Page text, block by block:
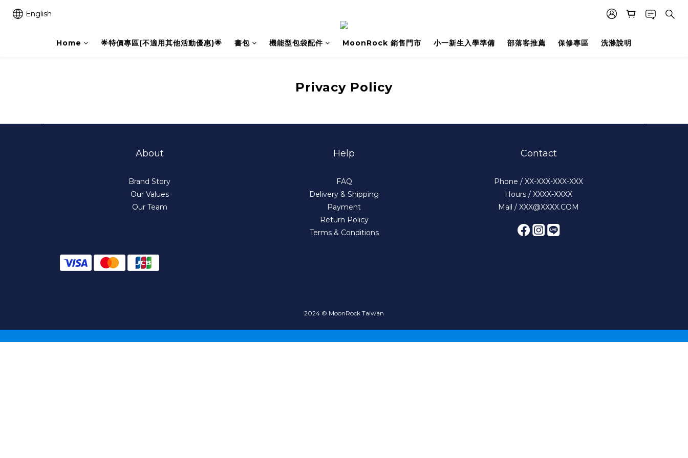
English
Home 🌟特價專區(不適用其他活動優惠)🌟 書包 機能型包袋配件 MoonRock 銷售門市 小一新生入學準備 部落客推薦 保修專區 洗滌說明
Privacy Policy
About
Brand Story
Our Values
Our Team
Help
FAQ
Delivery & Shipping
Payment
Return Policy
Terms & Conditions
Contact
Phone / XX-XXX-XXX-XXX
Hours / XXXX-XXXX
Mail / XXX@XXXX.COM
2024 © MoonRock Taiwan